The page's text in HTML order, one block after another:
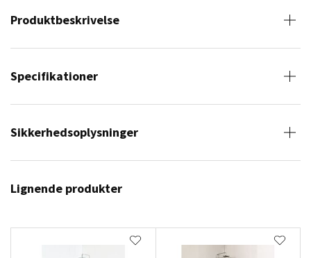
Produktbeskrivelse
Specifikationer
Sikkerhedsoplysninger
Lignende produkter